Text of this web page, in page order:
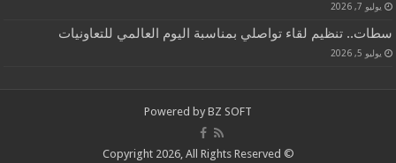
يوليو 7, 2026
سطات.. تنظيم لقاء تواصلي بمناسبة اليوم العالمي للتعاونيات
يوليو 5, 2026
Powered by BZ SOFT
© Copyright 2026, All Rights Reserved